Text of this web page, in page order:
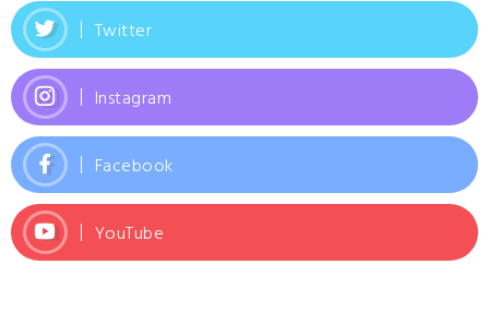
Twitter
Instagram
Facebook
YouTube